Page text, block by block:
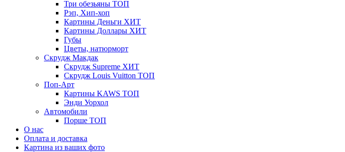
Три обезьяны ТОП
Рэп, Хип-хоп
Картины Деньги ХИТ
Картины Доллары ХИТ
Губы
Цветы, натюрморт
Скрудж Макдак
Скрудж Supreme ХИТ
Скрудж Louis Vuitton ТОП
Поп-Арт
Картины KAWS ТОП
Энди Уорхол
Автомобили
Порше ТОП
О нас
Оплата и доставка
Картина из ваших фото